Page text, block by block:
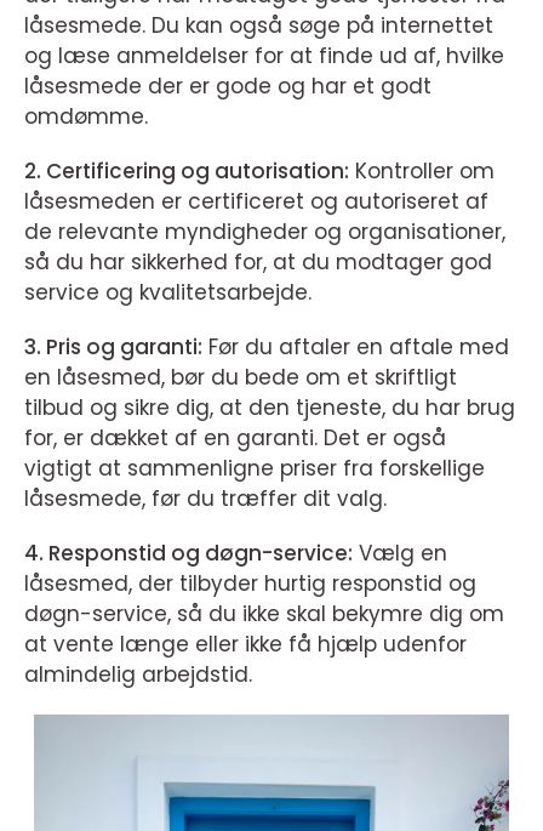
låsesmede. Du kan også søge på internettet
og læse anmeldelser for at finde ud af, hvilke
låsesmede der er gode og har et godt
omdømme.
2. Certificering og autorisation: Kontroller om
låsesmeden er certificeret og autoriseret af
de relevante myndigheder og organisationer,
så du har sikkerhed for, at du modtager god
service og kvalitetsarbejde.
3. Pris og garanti: Før du aftaler en aftale med
en låsesmed, bør du bede om et skriftligt
tilbud og sikre dig, at den tjeneste, du har brug
for, er dækket af en garanti. Det er også
vigtigt at sammenligne priser fra forskellige
låsesmede, før du træffer dit valg.
4. Responstid og døgn-service: Vælg en
låsesmed, der tilbyder hurtig responstid og
døgn-service, så du ikke skal bekymre dig om
at vente længe eller ikke få hjælp udenfor
almindelig arbejdstid.